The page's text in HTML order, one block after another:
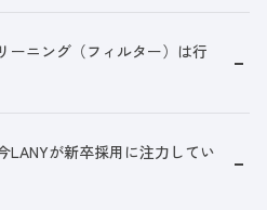
ーニング（フィルター）は行
LANYが新卒採用に注力してい